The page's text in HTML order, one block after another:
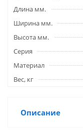
Длина мм.
Ширина мм.
Высота мм.
Серия
Материал
Вес, кг
Описание